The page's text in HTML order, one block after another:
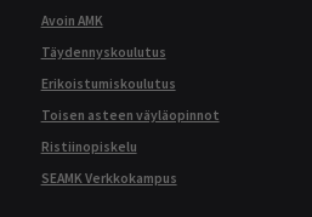
Avoin AMK
Täydennyskoulutus
Erikoistumiskoulutus
Toisen asteen väyläopinnot
Ristiinopiskelu
SEAMK Verkkokampus